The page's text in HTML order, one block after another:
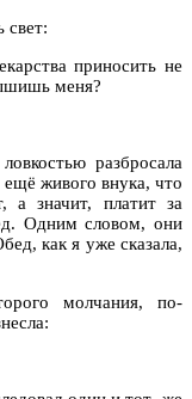
свет:
приносить не
меня?
разбросала
живого внука, что
а значит, платит за
Одним словом, они
как я уже сказала,
молчания, по-